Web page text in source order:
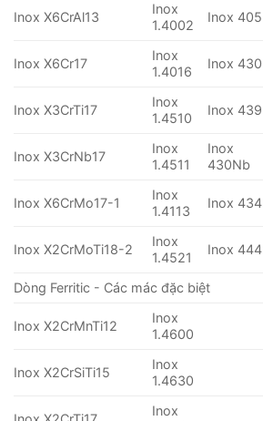
Inox X6CrAl13
Inox
1.4002
Inox 405
Inox X6Cr17
Inox
1.4016
Inox 430
Inox X3CrTi17
Inox
1.4510
Inox 439
Inox X3CrNb17
Inox
1.4511
Inox
430Nb
Inox X6CrMo17-1
Inox
1.4113
Inox 434
Inox X2CrMoTi18-2
Inox
1.4521
Inox 444
Dòng Ferritic - Các mác đặc biệt
Inox X2CrMnTi12
Inox
1.4600
Inox X2CrSiTi15
Inox
1.4630
Inox